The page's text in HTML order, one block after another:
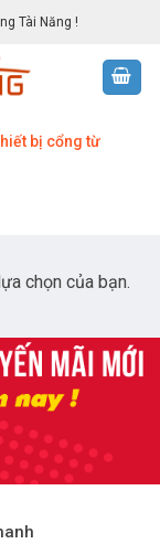
Tài Năng !
bị cổng từ
chọn của bạn.